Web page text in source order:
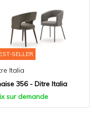
SELLER
Italia
356 - Ditre Italia
sur demande